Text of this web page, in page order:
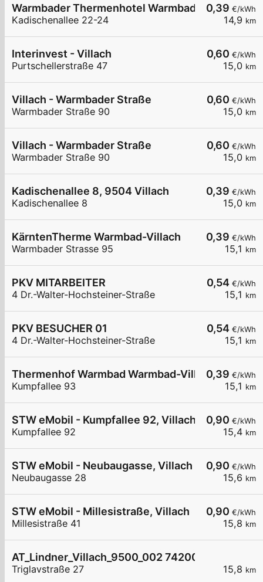
0,39 €/kWh
14,9 km
Warmbader Thermenhotel Warmbad-Villach
Kadischenallee 22-24
0,60 €/kWh
15,0 km
Interinvest - Villach
Purtschellerstraße 47
0,60 €/kWh
15,0 km
Villach - Warmbader Straße
Warmbader Straße 90
0,60 €/kWh
15,0 km
Villach - Warmbader Straße
Warmbader Straße 90
0,39 €/kWh
15,0 km
Kadischenallee 8, 9504 Villach
Kadischenallee 8
0,39 €/kWh
15,1 km
KärntenTherme Warmbad-Villach
Warmbader Strasse 95
0,54 €/kWh
15,1 km
PKV MITARBEITER
4 Dr.-Walter-Hochsteiner-Straße
0,54 €/kWh
15,1 km
PKV BESUCHER 01
4 Dr.-Walter-Hochsteiner-Straße
0,39 €/kWh
15,1 km
Thermenhof Warmbad Warmbad-Villach
Kumpfallee 93
0,90 €/kWh
15,4 km
STW eMobil - Kumpfallee 92, Villach
Kumpfallee 92
0,90 €/kWh
15,6 km
STW eMobil - Neubaugasse, Villach
Neubaugasse 28
0,90 €/kWh
15,8 km
STW eMobil - Millesistraße, Villach
Millesistraße 41
15,8 km
AT_Lindner_Villach_9500_002 7420083949
Triglavstraße 27